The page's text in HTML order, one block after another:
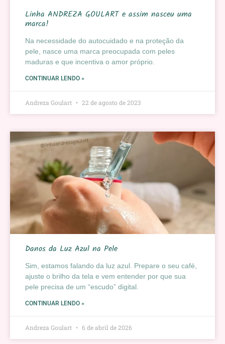
Linha ANDREZA GOULART e assim nasceu uma
marca!
Na necessidade do autocuidado e na proteção da
pele, nasce uma marca preocupada com peles
maduras e que incentiva o amor próprio.
CONTINUAR LENDO »
Andreza Goulart 22 de agosto de 2023
Danos da Luz Azul na Pele
Sim, estamos falando da luz azul. Prepare o seu café,
ajuste o brilho da tela e vem entender por que sua
pele precisa de um “escudo” digital.
CONTINUAR LENDO »
Andreza Goulart 6 de abril de 2026